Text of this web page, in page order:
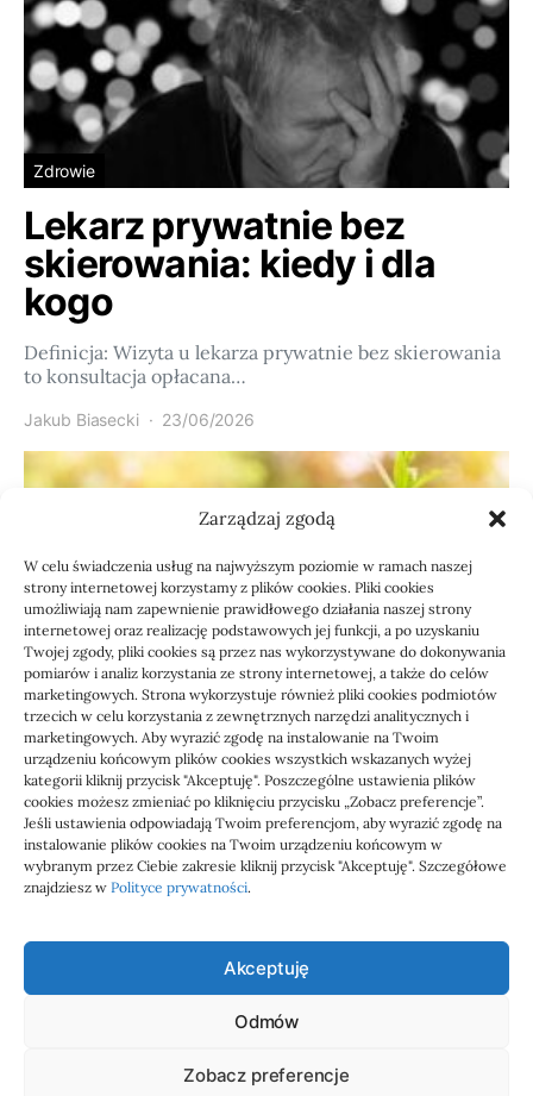
Zarządzaj zgodą
W celu świadczenia usług na najwyższym poziomie w ramach naszej
strony internetowej korzystamy z plików cookies. Pliki cookies
umożliwiają nam zapewnienie prawidłowego działania naszej strony
internetowej oraz realizację podstawowych jej funkcji, a po uzyskaniu
Twojej zgody, pliki cookies są przez nas wykorzystywane do dokonywania
pomiarów i analiz korzystania ze strony internetowej, a także do celów
marketingowych. Strona wykorzystuje również pliki cookies podmiotów
trzecich w celu korzystania z zewnętrznych narzędzi analitycznych i
marketingowych. Aby wyrazić zgodę na instalowanie na Twoim
urządzeniu końcowym plików cookies wszystkich wskazanych wyżej
kategorii kliknij przycisk "Akceptuję". Poszczególne ustawienia plików
cookies możesz zmieniać po kliknięciu przycisku „Zobacz preferencje”.
Jeśli ustawienia odpowiadają Twoim preferencjom, aby wyrazić zgodę na
instalowanie plików cookies na Twoim urządzeniu końcowym w
wybranym przez Ciebie zakresie kliknij przycisk "Akceptuję". Szczegółowe
znajdziesz w Polityce prywatności.
Akceptuję
Odmów
Zobacz preferencje
Zdrowie
Lekarz prywatnie bez
skierowania: kiedy i dla
kogo
Definicja: Wizyta u lekarza prywatnie bez skierowania
to konsultacja opłacana…
Jakub Biasecki 23/06/2026
Usługi
Jak sprawdzić przejęcie
zaległości przez biuro
Definicja: Weryfikacja, czy nowe biuro rachunkowe
przejmie zaległości w dokumentach,…
Admar
wizytówki nap